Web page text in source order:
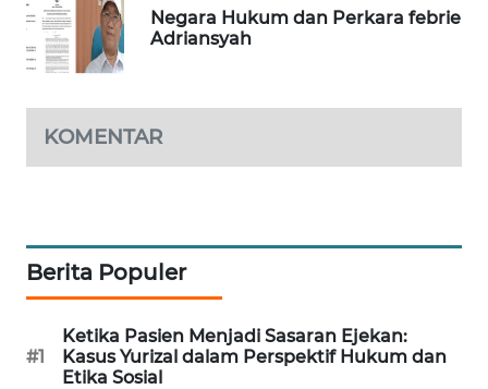
Negara Hukum dan Perkara febrie
Adriansyah
KOMENTAR
Berita Populer
#1
Ketika Pasien Menjadi Sasaran Ejekan:
Kasus Yurizal dalam Perspektif Hukum dan
Etika Sosial
Wahana
Network
LISTRIK
MASYARAKAT
WALINKI
ID
MAWAKA
ID